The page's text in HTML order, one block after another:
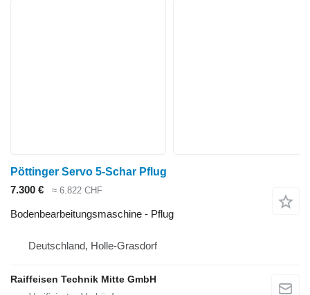
Pöttinger Servo 5-Schar Pflug
7.300 €
≈ 6.822 CHF
Bodenbearbeitungsmaschine - Pflug
Deutschland, Holle-Grasdorf
Raiffeisen Technik Mitte GmbH